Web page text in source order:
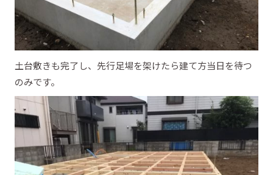
土台敷きも完了し、先行足場を架けたら建て方当日を待つ
のみです。